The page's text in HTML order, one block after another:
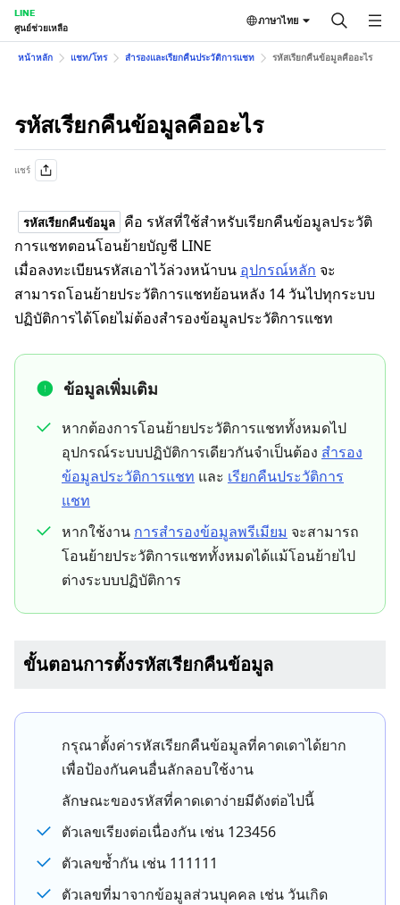
LINE
ศูนย์ช่วยเหลือ
ภาษาไทย
หน้าหลัก แชท/โทร สำรองและเรียกคืนประวัติการแชท รหัสเรียกคืนข้อมูลคืออะไร
รหัสเรียกคืนข้อมูลคืออะไร
แชร์
รหัสเรียกคืนข้อมูล
คือ รหัสที่ใช้สำหรับเรียกคืนข้อมูลประวัติ
การแชทตอนโอนย้ายบัญชี LINE
เมื่อลงทะเบียนรหัสเอาไว้ล่วงหน้าบน อุปกรณ์หลัก จะ
สามารถโอนย้ายประวัติการแชทย้อนหลัง 14 วันไปทุกระบบ
ปฏิบัติการได้โดยไม่ต้องสำรองข้อมูลประวัติการแชท
ข้อมูลเพิ่มเติม
หากต้องการโอนย้ายประวัติการแชททั้งหมดไป
อุปกรณ์ระบบปฏิบัติการเดียวกันจำเป็นต้อง สำรอง
ข้อมูลประวัติการแชท และ เรียกคืนประวัติการ
แชท
หากใช้งาน การสำรองข้อมูลพรีเมียม จะสามารถ
โอนย้ายประวัติการแชททั้งหมดได้แม้โอนย้ายไป
ต่างระบบปฏิบัติการ
ขั้นตอนการตั้งรหัสเรียกคืนข้อมูล
กรุณาตั้งค่ารหัสเรียกคืนข้อมูลที่คาดเดาได้ยาก
เพื่อป้องกันคนอื่นลักลอบใช้งาน
ลักษณะของรหัสที่คาดเดาง่ายมีดังต่อไปนี้
ตัวเลขเรียงต่อเนื่องกัน เช่น 123456
ตัวเลขซ้ำกัน เช่น 111111
ตัวเลขที่มาจากข้อมูลส่วนบุคคล เช่น วันเกิด